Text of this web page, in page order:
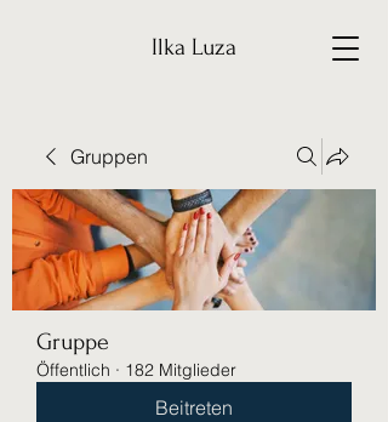
Ilka Luza
Gruppen
Gruppe
Öffentlich · 182 Mitglieder
Beitreten